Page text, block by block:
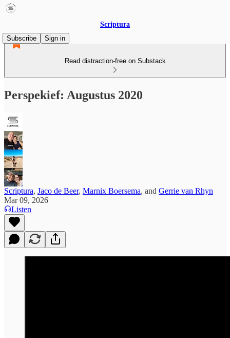
Scriptura
Subscribe
Sign in
Read distraction-free on Substack
Perspekief: Augustus 2020
Scriptura, Jaco de Beer, Marnix Boersema, and Gerrie van Rhyn
Mar 09, 2026
Listen